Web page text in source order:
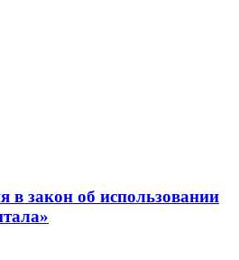
в закон об использовании